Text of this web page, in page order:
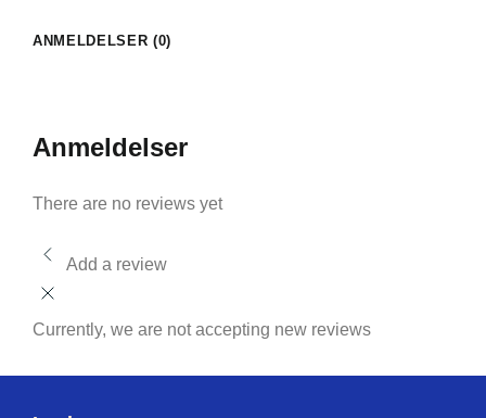
ANMELDELSER (0)
Anmeldelser
There are no reviews yet
Add a review
Currently, we are not accepting new reviews